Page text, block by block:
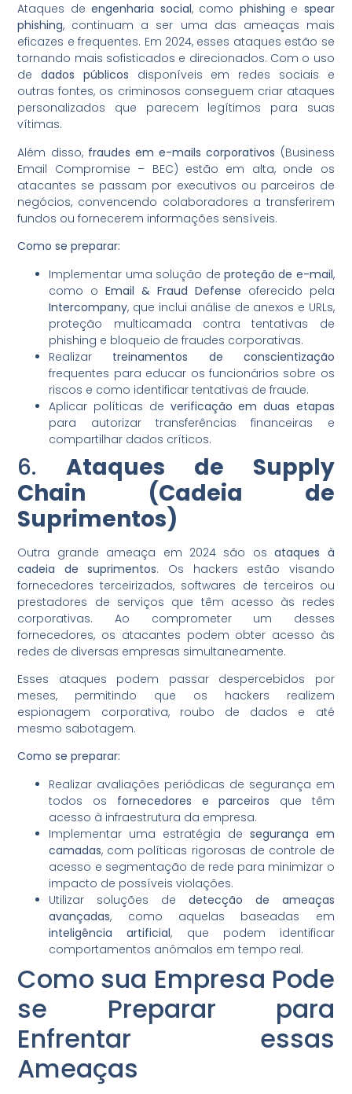
Ataques deengenharia social, como phishing e spear
phishing, continuam a ser uma das ameaças mais
eficazes e frequentes. Em 2024, esses ataques estão se
tornando mais sofisticados e direcionados. Com o uso
dedados públicos disponíveis em redes sociais e
outras fontes, os criminosos conseguem criar ataques
personalizados que parecem legítimos para suas
vítimas.
Além disso, fraudes em e-mails corporativos (Business
Email Compromise – BEC) estão em alta, onde os
atacantes se passam por executivos ou parceiros de
negócios, convencendo colaboradores a transferirem
fundos ou fornecerem informações sensíveis.
Como se preparar:
Implementar uma solução de proteção de e-mail,
como oEmail & Fraud Defense oferecido pela
Intercompany, que inclui análise de anexos e URLs,
proteção multicamada contra tentativas de
phishing e bloqueio de fraudes corporativas.
Realizar treinamentos de conscientização
frequentes para educar os funcionários sobre os
riscos e como identificar tentativas de fraude.
Aplicar políticas de verificação em duas etapas
para autorizar transferências financeiras e
compartilhar dados críticos.
6.Ataques de Supply
Chain (Cadeia de
Suprimentos)
Outra grande ameaça em 2024 são osataques à
cadeia de suprimentos. Os hackers estão visando
fornecedores terceirizados, softwares de terceiros ou
prestadores de serviços que têm acesso às redes
corporativas. Ao comprometer um desses
fornecedores, os atacantes podem obter acesso às
redes de diversas empresas simultaneamente.
Esses ataques podem passar despercebidos por
meses, permitindo que os hackers realizem
espionagem corporativa, roubo de dados e até
mesmo sabotagem.
Como se preparar:
Realizar avaliações periódicas de segurança em
todos os fornecedores e parceiros que têm
acesso à infraestrutura da empresa.
Implementar uma estratégia de segurança em
camadas, com políticas rigorosas de controle de
acesso e segmentação de rede para minimizar o
impacto de possíveis violações.
Utilizar soluções de detecção de ameaças
avançadas, como aquelas baseadas em
inteligência artificial, que podem identificar
comportamentos anômalos em tempo real.
Como sua Empresa Pode
se Preparar para
Enfrentar essas
Ameaças